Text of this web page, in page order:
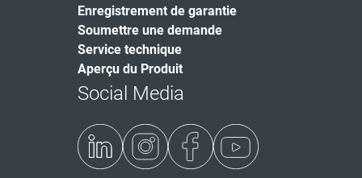
Enregistrement de garantie
Soumettre une demande
Service technique
Aperçu du Produit
Social Media